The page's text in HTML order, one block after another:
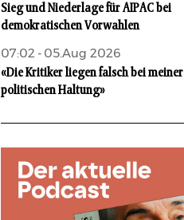
Sieg und Niederlage für AIPAC bei
demokratischen Vorwahlen
07:02 - 05.Aug 2026
«Die Kritiker liegen falsch bei meiner
politischen Haltung»